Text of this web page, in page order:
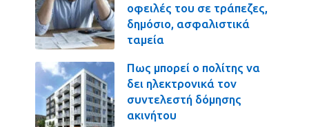
οφειλές του σε τράπεζες,
δημόσιο, ασφαλιστικά
ταμεία
Πως μπορεί ο πολίτης να
δει ηλεκτρονικά τον
συντελεστή δόμησης
ακινήτου